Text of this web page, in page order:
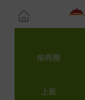
按商圈
上新